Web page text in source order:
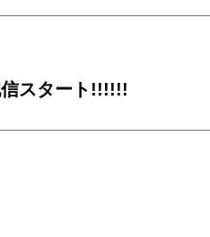
スタート!!!!!!